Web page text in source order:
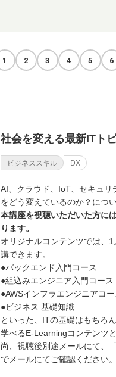
1 2 3 4 5 6
社会を変える最新ITト
ビジネススキル DX
AI、クラウド、IoT、セキュ
をどう変えているのか？につ
本講座を視聴いただいた方に
ります。
オリジナルコンテンツでは、
講できます。
●バックエンド入門コース
●組込みエンジニア入門コース
●AWSインフラエンジニアコー
●ビジネス 基礎知識
といった、ITの基礎はもちろ
学べるE-Learningコンテンツと
尚、視聴後別途メールにて、
でメールにてご確認ください